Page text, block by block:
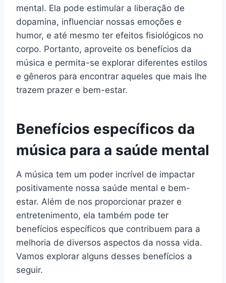
mental. Ela pode estimular a liberação de
dopamina, influenciar nossas emoções e
humor, e até mesmo ter efeitos fisiológicos no
corpo. Portanto, aproveite os benefícios da
música e permita-se explorar diferentes estilos
e gêneros para encontrar aqueles que mais lhe
trazem prazer e bem-estar.
Benefícios específicos da
música para a saúde mental
A música tem um poder incrível de impactar
positivamente nossa saúde mental e bem-
estar. Além de nos proporcionar prazer e
entretenimento, ela também pode ter
benefícios específicos que contribuem para a
melhoria de diversos aspectos da nossa vida.
Vamos explorar alguns desses benefícios a
seguir.